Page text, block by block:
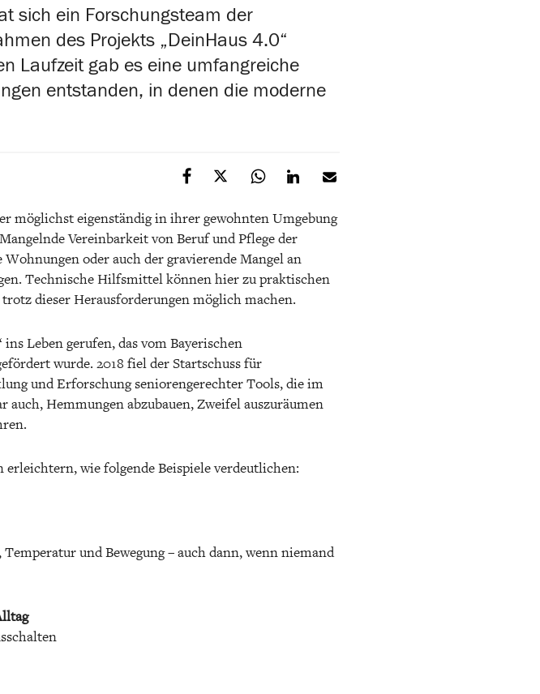
sich ein Forschungsteam der
des Projekts „DeinHaus 4.0“
Laufzeit gab es eine umfangreiche
entstanden, in denen die moderne
möglichst eigenständig in ihrer gewohnten Umgebung
Vereinbarkeit von Beruf und Pflege der
oder auch der gravierende Mangel an
Technische Hilfsmittel können hier zu praktischen
dieser Herausforderungen möglich machen.
Leben gerufen, das vom Bayerischen
wurde. 2018 fiel der Startschuss für
und Erforschung seniorengerechter Tools, die im
Hemmungen abzubauen, Zweifel auszuräumen
wie folgende Beispiele verdeutlichen:
und Bewegung – auch dann, wenn niemand